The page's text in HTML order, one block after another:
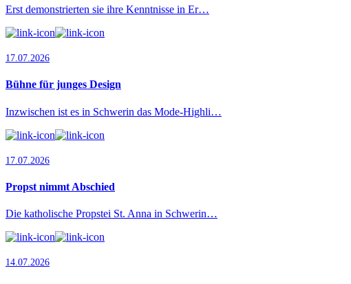
Erst demonstrierten sie ihre Kenntnisse in Er…
17.07.2026
Bühne für junges Design
Inzwischen ist es in Schwerin das Mode-Highli…
17.07.2026
Propst nimmt Abschied
Die katholische Propstei St. Anna in Schwerin…
14.07.2026